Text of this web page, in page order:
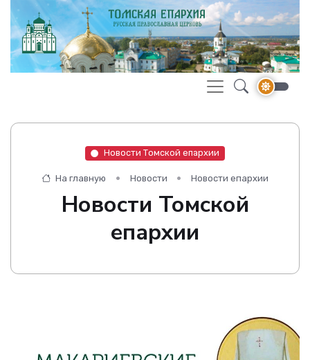
Новости Томской епархии
На главную Новости Новости епархии
Новости Томской
епархии